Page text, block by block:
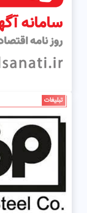
تبلیغات